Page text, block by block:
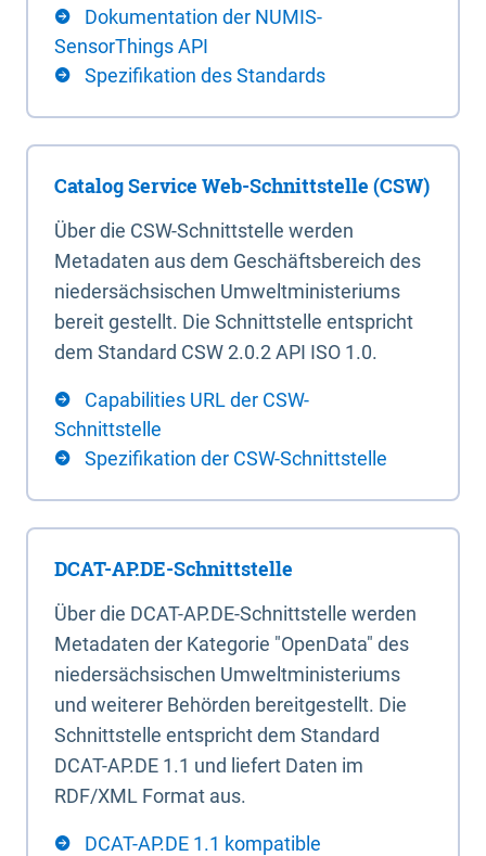
Dokumentation der NUMIS-
SensorThings API
Spezifikation des Standards
Catalog Service Web-Schnittstelle (CSW)
Über die CSW-Schnittstelle werden
Metadaten aus dem Geschäftsbereich des
niedersächsischen Umweltministeriums
bereit gestellt. Die Schnittstelle entspricht
dem Standard CSW 2.0.2 API ISO 1.0.
Capabilities URL der CSW-
Schnittstelle
Spezifikation der CSW-Schnittstelle
DCAT-AP.DE-Schnittstelle
Über die DCAT-AP.DE-Schnittstelle werden
Metadaten der Kategorie "OpenData" des
niedersächsischen Umweltministeriums
und weiterer Behörden bereitgestellt. Die
Schnittstelle entspricht dem Standard
DCAT-AP.DE 1.1 und liefert Daten im
RDF/XML Format aus.
DCAT-AP.DE 1.1 kompatible